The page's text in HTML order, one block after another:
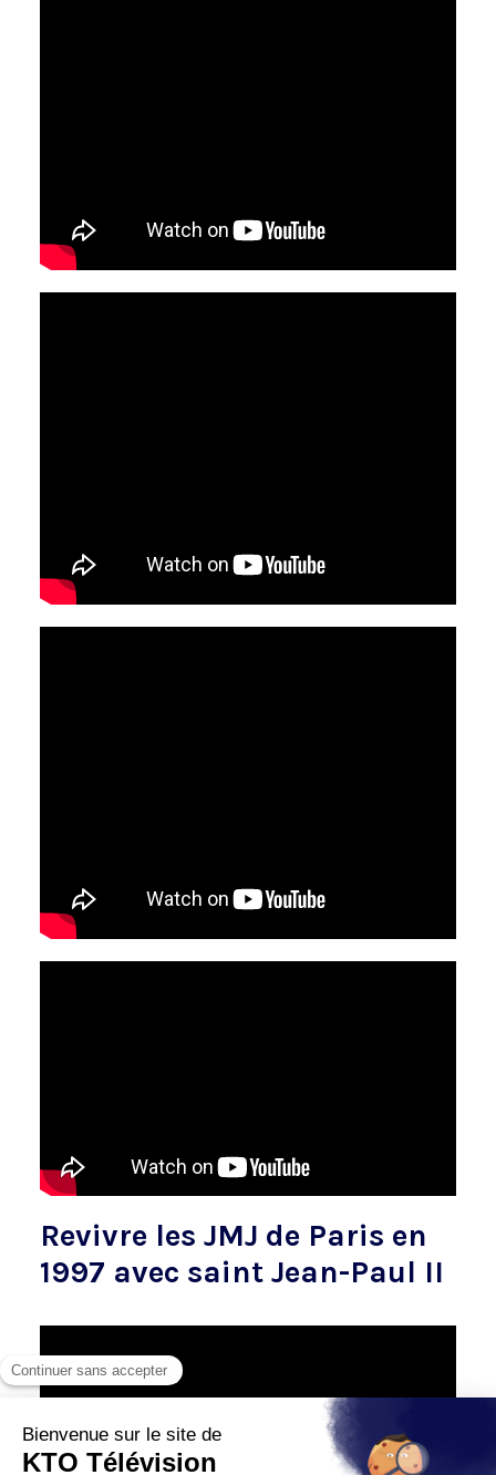
Revivre les JMJ de Paris en
1997 avec saint Jean-Paul II